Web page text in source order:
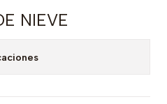
NIEVE